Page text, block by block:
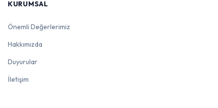
KURUMSAL
Önemli Değerlerimiz
Hakkımızda
Duyurular
İletişim